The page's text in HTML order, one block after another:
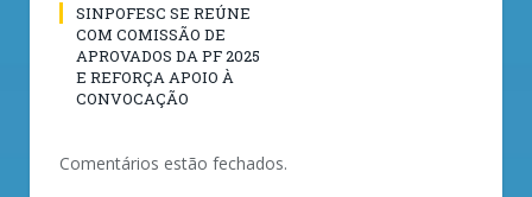
SINPOFESC SE REÚNE
COM COMISSÃO DE
APROVADOS DA PF 2025
E REFORÇA APOIO À
CONVOCAÇÃO
Comentários estão fechados.